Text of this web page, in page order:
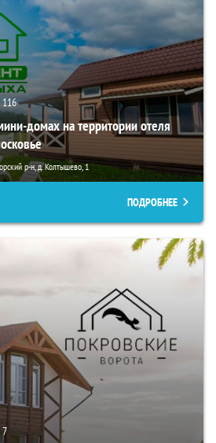
116
домах на территории отеля
р-н, д. Колтышево, 1
ПОДРОБНЕЕ
7